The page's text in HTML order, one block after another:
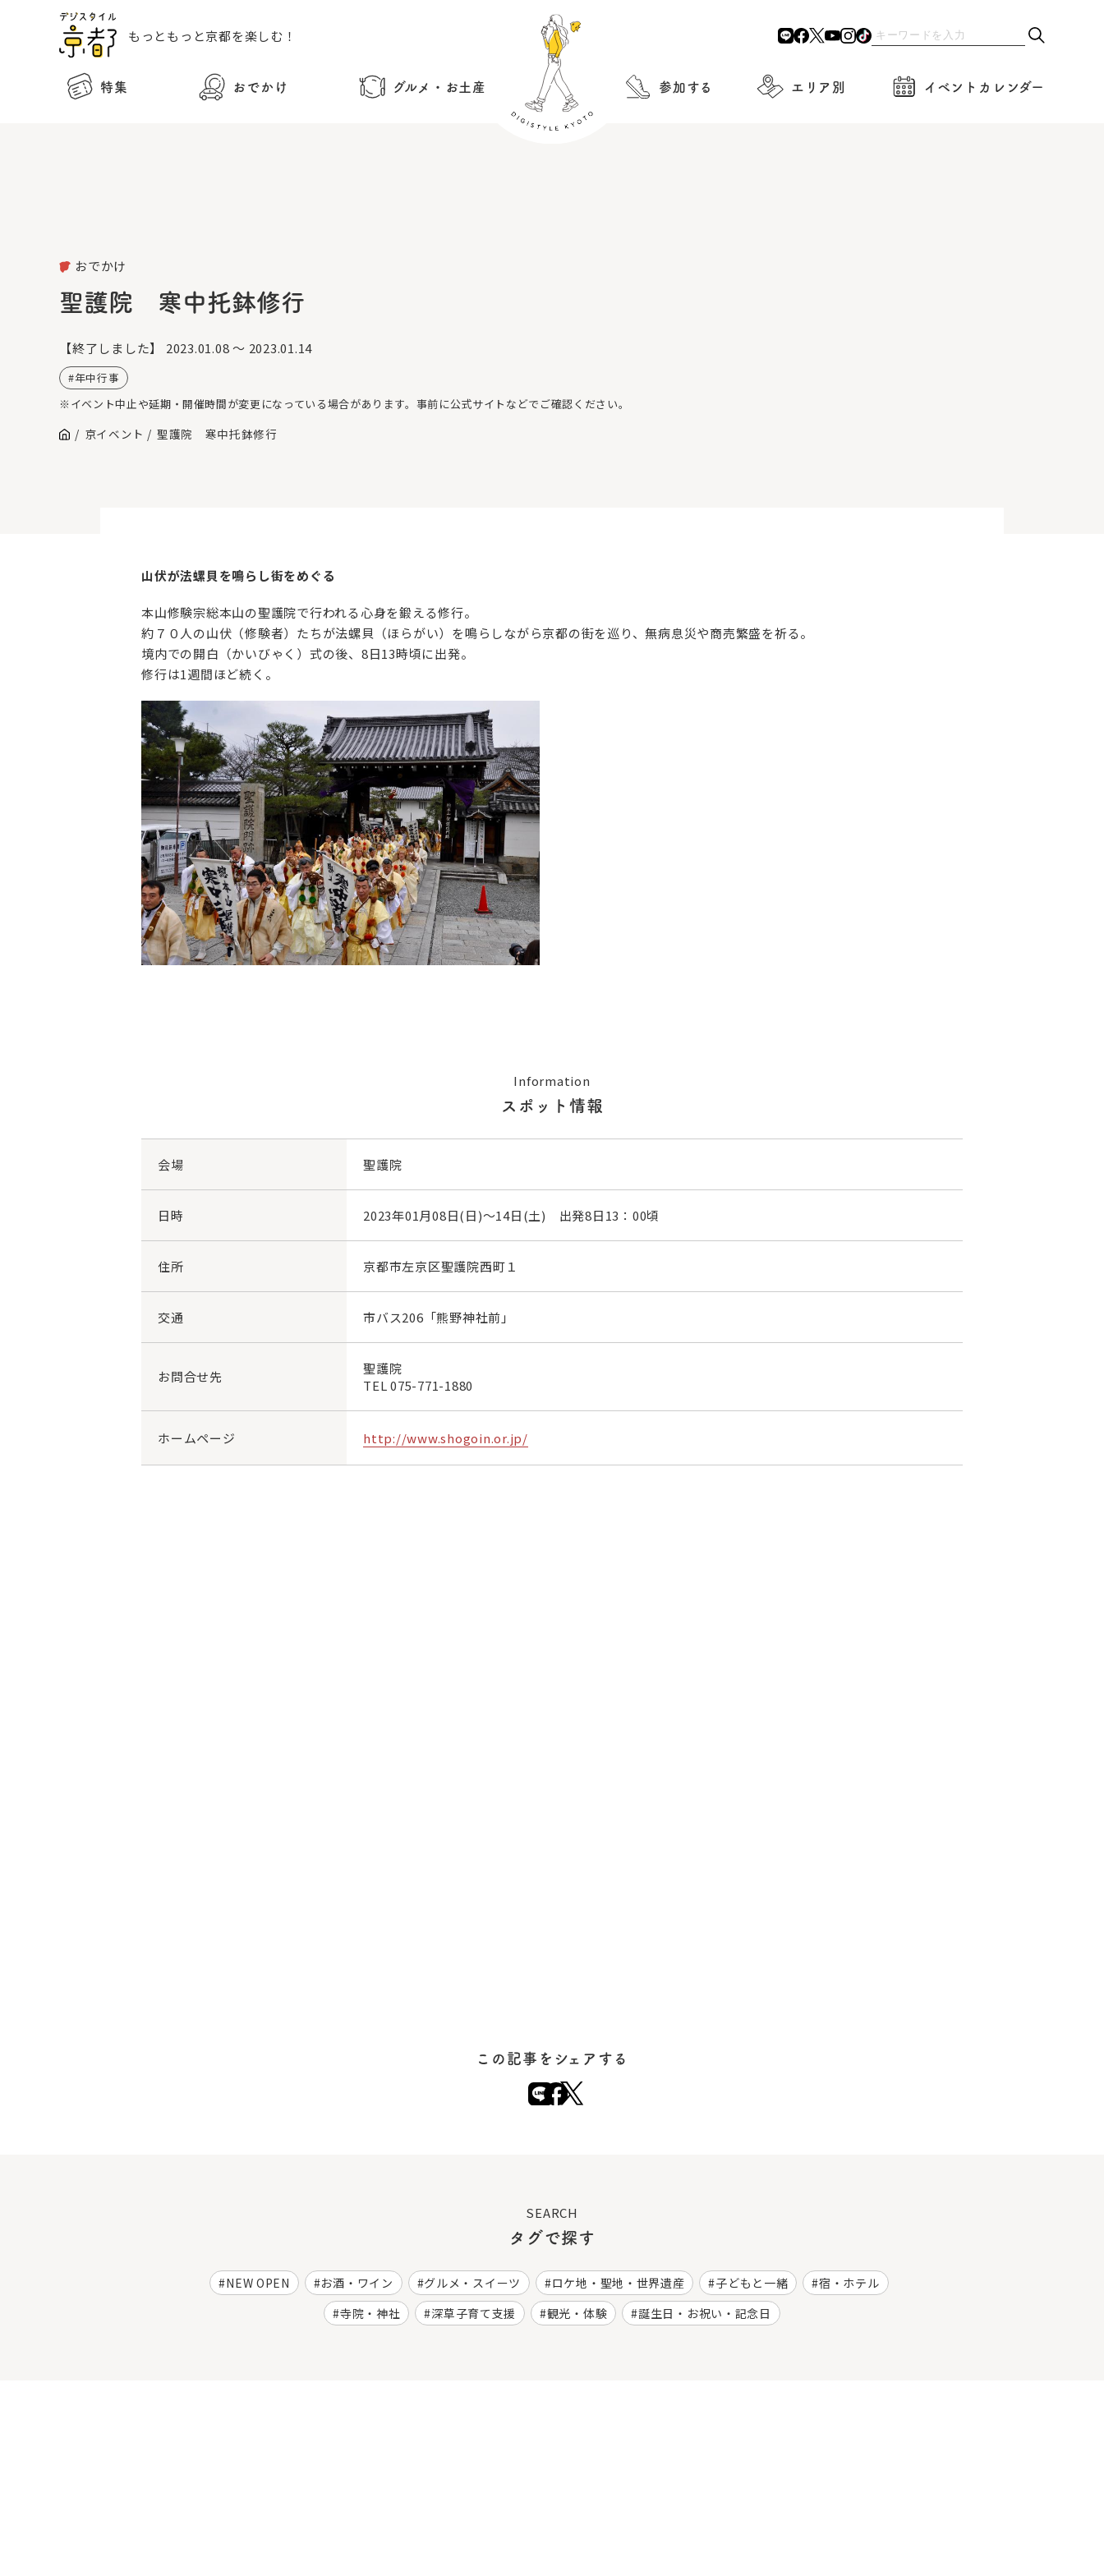
もっともっと京都を楽しむ！
特集 おでかけ グルメ・お土産 参加する エリア別 イベントカレンダー
おでかけ
聖護院 寒中托鉢修行
【終了しました】 2023.01.08 ～ 2023.01.14
年中行事
※イベント中止や延期・開催時間が変更になっている場合があります。事前に公式サイトなどでご確認ください。
京イベント 聖護院 寒中托鉢修行
山伏が法螺貝を鳴らし街をめぐる
本山修験宗総本山の聖護院で行われる心身を鍛える修行。
約７０人の山伏（修験者）たちが法螺貝（ほらがい）を鳴らしながら京都の街を巡り、無病息災や商売繁盛を祈る。
境内での開白（かいびゃく）式の後、8日13時頃に出発。
修行は1週間ほど続く。
Information
スポット情報
会場 聖護院
日時 2023年01月08日(日)～14日(土) 出発8日13：00頃
住所 京都市左京区聖護院西町１
交通 市バス206「熊野神社前」
お問合せ先
聖護院
TEL075-771-1880
ホームページ http://www.shogoin.or.jp/
この記事をシェアする
SEARCH
タグで探す
NEW OPEN お酒・ワイン グルメ・スイーツ ロケ地・聖地・世界遺産 子どもと一緒
宿・ホテル
寺院・神社
深草子育て支援 観光・体験 誕生日・お祝い・記念日